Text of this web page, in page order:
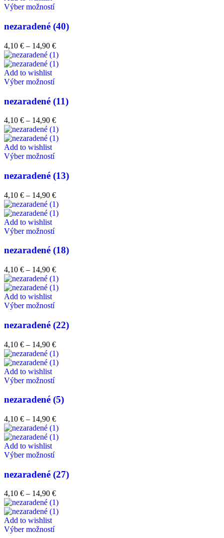
Výber možností
nezaradené (40)
4,10 € – 14,90 €
Add to wishlist
Výber možností
nezaradené (11)
4,10 € – 14,90 €
Add to wishlist
Výber možností
nezaradené (13)
4,10 € – 14,90 €
Add to wishlist
Výber možností
nezaradené (18)
4,10 € – 14,90 €
Add to wishlist
Výber možností
nezaradené (22)
4,10 € – 14,90 €
Add to wishlist
Výber možností
nezaradené (5)
4,10 € – 14,90 €
Add to wishlist
Výber možností
nezaradené (27)
4,10 € – 14,90 €
Add to wishlist
Výber možností